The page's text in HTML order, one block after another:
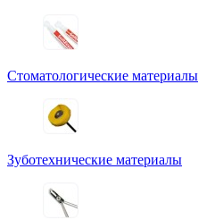
Стоматологические материалы
Зуботехнические материалы